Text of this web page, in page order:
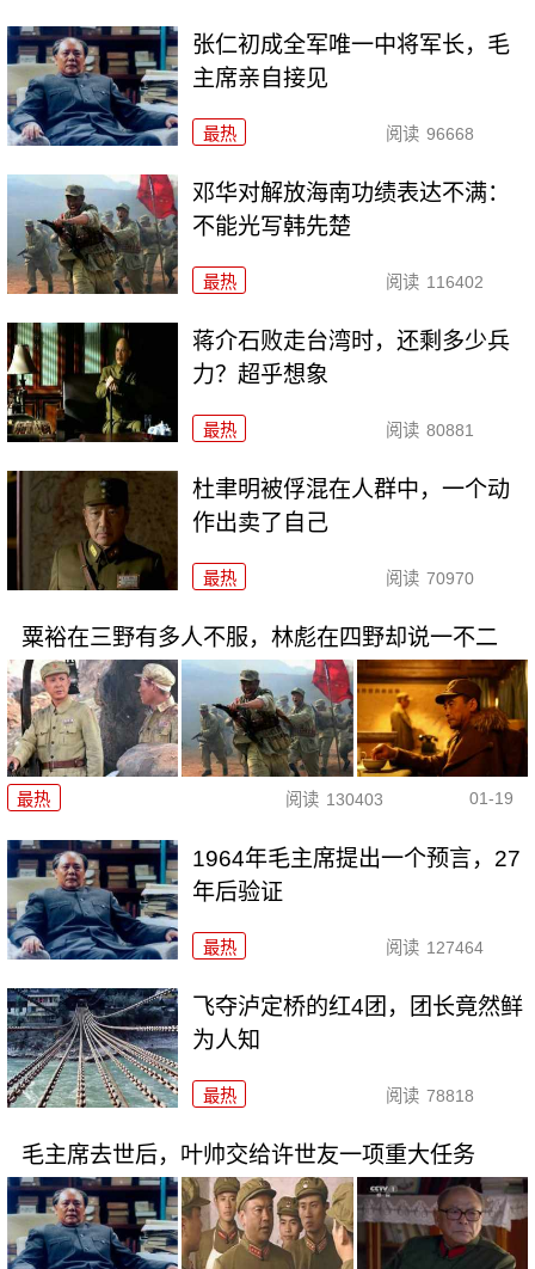
张仁初成全军唯一中将军长，毛
主席亲自接见
最热 阅读 96668
邓华对解放海南功绩表达不满：
不能光写韩先楚
最热 阅读 116402
蒋介石败走台湾时，还剩多少兵
力？超乎想象
最热 阅读 80881
杜聿明被俘混在人群中，一个动
作出卖了自己
最热 阅读 70970
粟裕在三野有多人不服，林彪在四野却说一不二
最热 阅读 130403 01-19
1964年毛主席提出一个预言，27
年后验证
最热 阅读 127464
飞夺泸定桥的红4团，团长竟然鲜
为人知
最热 阅读 78818
毛主席去世后，叶帅交给许世友一项重大任务